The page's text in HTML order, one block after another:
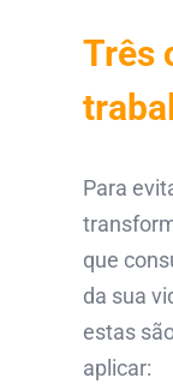
Três
Para
que
da sua
estas
aplicar: